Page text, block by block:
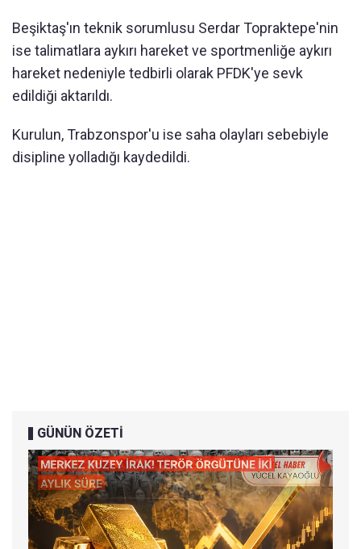
Beşiktaş'ın teknik sorumlusu Serdar Topraktepe'nin
ise talimatlara aykırı hareket ve sportmenliğe aykırı
hareket nedeniyle tedbirli olarak PFDK'ye sevk
edildiği aktarıldı.
Kurulun, Trabzonspor'u ise saha olayları sebebiyle
disipline yolladığı kaydedildi.
GÜNÜN ÖZETİ